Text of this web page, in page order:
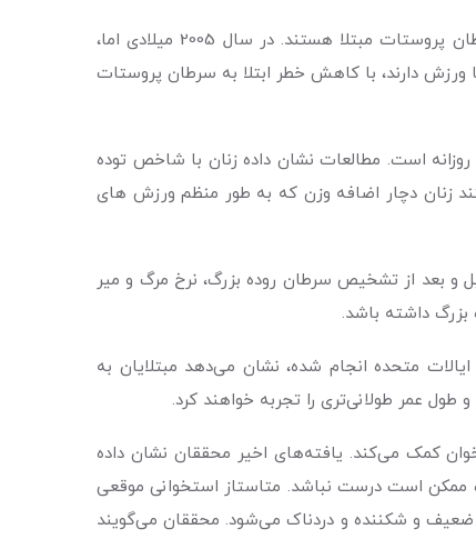
بنیاد ملی سرطان پروستات در آمریکا تخمین می‌زند که حدود 3 میلیون مرد در این کشور در حال حاضر به سرطان پروستات مبتلا هستند. در سال 2005 میلادی اما،
می داد مردان مسن تر بالای 65 سال که زندگی با نشاط توام با ورزش دارند، با کاهش خطر ابتلا به سرطان پروستات
روزانه است. مطالعات نشان داده زنان با شاخص توده
زنان دچار اضافه وزن که به‌ طور منظم ورزش ‌های
نشان می‌دهد فعالیت فیزیکی قبل و بعد از تشخیص سرطان روده بزرگ، نرخ مرگ و میر
که در سال 2011 توسط موسسه ملی سرطان در ایالات متحده انجام شده، نشان می‌دهد مبتلایان به
طول عمر طولانی‌تری را تجربه خواهند کرد.
کمک می‌کند. یافته‌های اخیر محققان نشان داده
ممکن است درست نباشد. متاستاز استخوانی موقعی
ضعیف و شکننده و دردناک می‌شود. محققان می‌گویند